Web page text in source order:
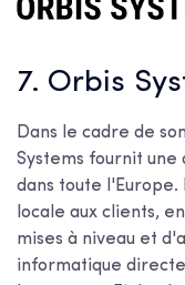
7. Orbis
Dans le cadre de
Systems fournit une
dans toute
locale aux clients,
mises à niveau et
informatique